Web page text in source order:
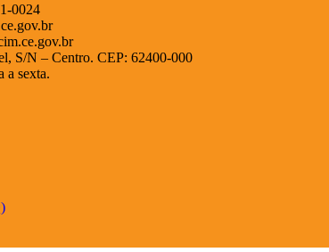
0024
S/N – Centro. CEP: 62400-000
a sexta.